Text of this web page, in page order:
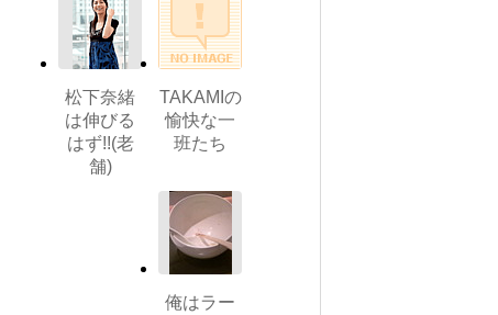
松下奈緒
は伸びる
はず!!(老
舗)
TAKAMIの
愉快な一
班たち
俺はラー